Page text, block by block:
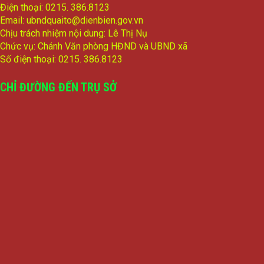
Điện thoại: 0215. 386.8123
Email: ubndquaito@dienbien.gov.vn
Chịu trách nhiệm nội dung: Lê Thị Nụ
Chức vụ: Chánh Văn phòng HĐND và UBND xã
Số điện thoại: 0215. 386.8123
CHỈ ĐƯỜNG ĐẾN TRỤ SỞ